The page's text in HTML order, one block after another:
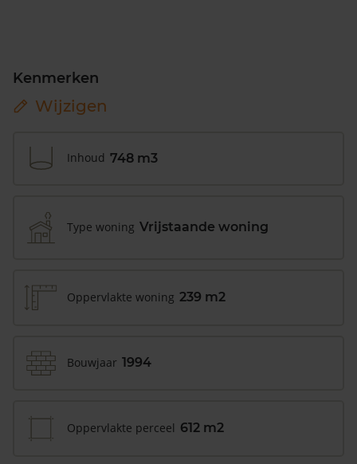
Kenmerken
Wijzigen
Inhoud 748 m3
Type woning Vrijstaande woning
Oppervlakte woning 239 m2
Bouwjaar 1994
Oppervlakte perceel 612 m2